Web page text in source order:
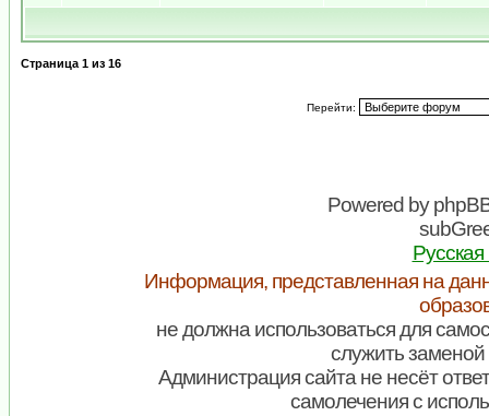
Страница 1 из 16
Перейти:
Powered by
Информация, представленная на
не должна использоваться для
служить заменой
Администрация сайта не несёт
самолечения с